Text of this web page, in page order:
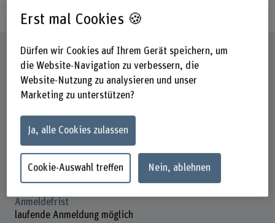
Steckbrief
Titel/Abschluss
Certificate of Advanced Studies (CAS)
Dauer
Unterrichtstage
Anmeldefrist
laufende Anmeldung möglich
Erst mal Cookies 🍪
Dürfen wir Cookies auf Ihrem Gerät speichern, um
die Website-Navigation zu verbessern, die
Website-Nutzung zu analysieren und unser
Marketing zu unterstützen?
Ja, alle Cookies zulassen
Cookie-Auswahl treffen Nein, ablehnen